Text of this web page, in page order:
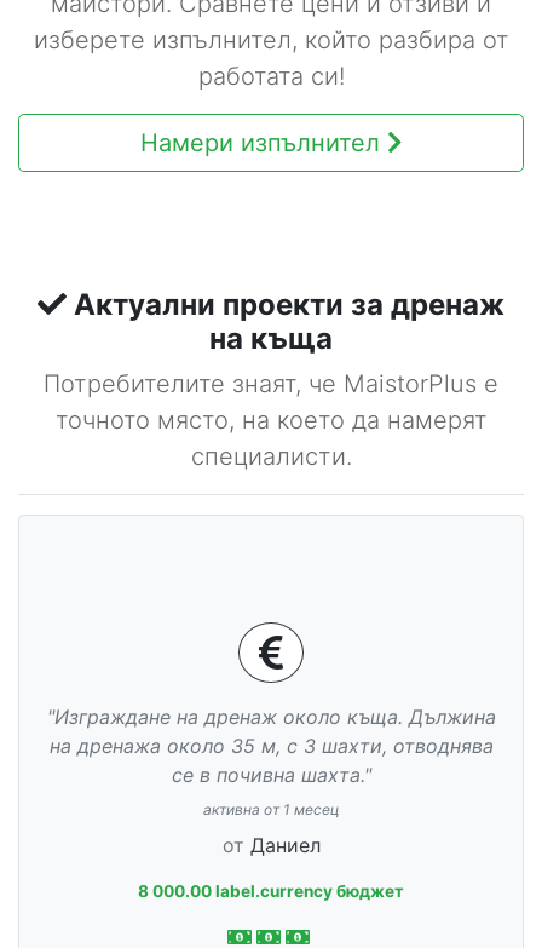
изберете изпълнител, който разбира от
работата си!
Намери изпълнител
Актуални проекти за дренаж
на къща
Потребителите знаят, че MaistorPlus е
точното място, на което да намерят
специалисти.
"Изграждане на дренаж около къща. Дължина
на дренажа около 35 м, с 3 шахти, отводнява
се в почивна шахта."
активна от 1 месец
от Даниел
8 000.00 label.currency бюджет